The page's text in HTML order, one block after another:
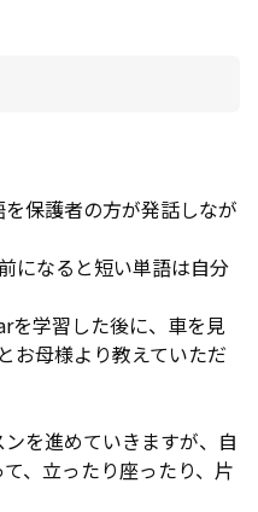
保護者の方が発話しなが
になると短い単語は自分
を学習した後に、車を見
お母様より教えていただ
を進めていきますが、自
、立ったり座ったり、片